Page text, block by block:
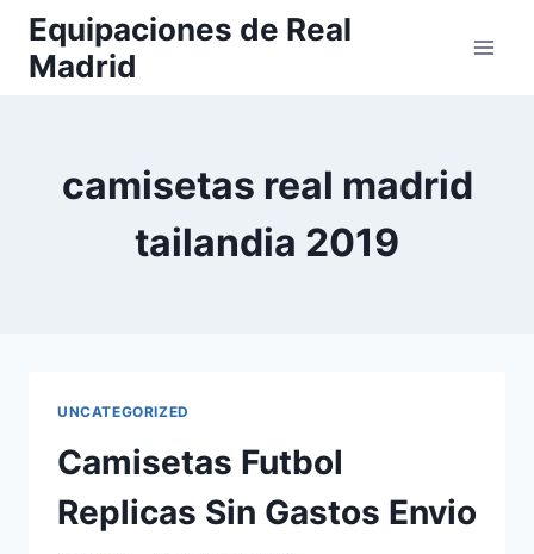
Saltar
contenido
Equipaciones de Real
Madrid
camisetas real madrid
tailandia 2019
UNCATEGORIZED
Camisetas Futbol
Replicas Sin Gastos Envio